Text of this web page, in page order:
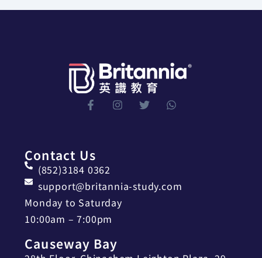
Contact Us
(852)3184 0362
support@britannia-study.com
Monday to Saturday
10:00am – 7:00pm
Causeway Bay